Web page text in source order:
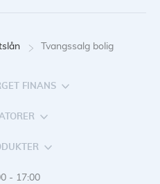
Tvangssalg bolig
FINANS
- 17:00